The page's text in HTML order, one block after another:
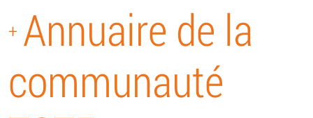
+ Annuaire de la
communauté